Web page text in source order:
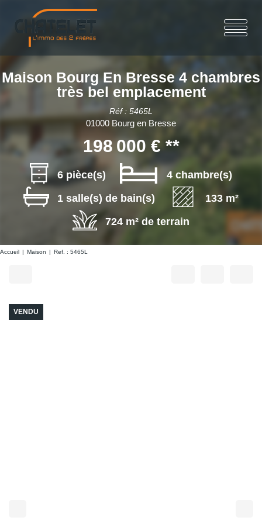
Maison Bourg En Bresse 4 chambres
très bel emplacement
Réf : 5465L
01000 Bourg en Bresse
198 000 €**
6 pièce(s)
4 chambre(s)
1 salle(s) de bain(s)
133 m²
724 m² de terrain
Accueil Maison Ref. : 5465L
VENDU